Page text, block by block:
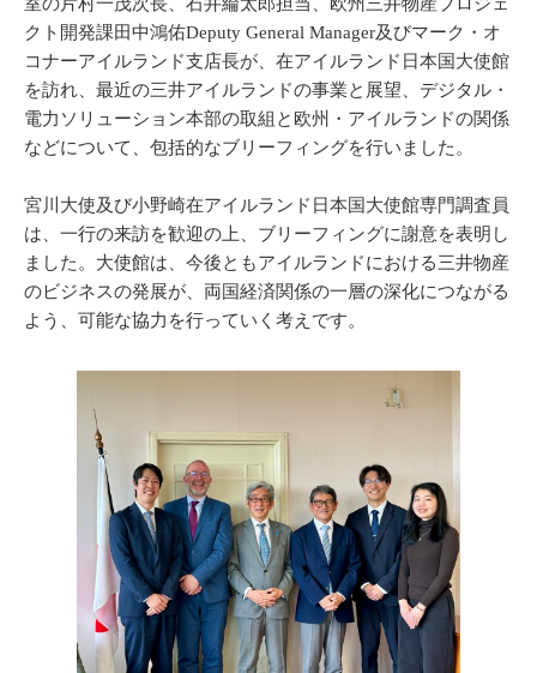
室の片村一茂次長、石井綸太郎担当、欧州三井物産プロジェ
クト開発課田中鴻佑Deputy General Manager及びマーク・オ
コナーアイルランド支店長が、在アイルランド日本国大使館
を訪れ、最近の三井アイルランドの事業と展望、デジタル・
電力ソリューション本部の取組と欧州・アイルランドの関係
などについて、包括的なブリーフィングを行いました。
宮川大使及び小野崎在アイルランド日本国大使館専門調査員
は、一行の来訪を歓迎の上、ブリーフィングに謝意を表明し
ました。大使館は、今後ともアイルランドにおける三井物産
のビジネスの発展が、両国経済関係の一層の深化につながる
よう、可能な協力を行っていく考えです。